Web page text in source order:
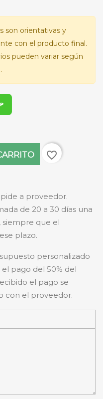
son orientativas y
con el producto final.
pueden variar según
favorite_border
a proveedor.
de 20 a 30 días una
que el
plazo.
personalizado
pago del 50% del
el pago se
con el proveedor.